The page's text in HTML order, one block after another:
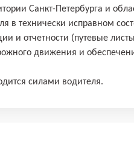
Санкт-Петербурга и
в технически исправном
и отчетности (путевые
движения и
силами водителя.